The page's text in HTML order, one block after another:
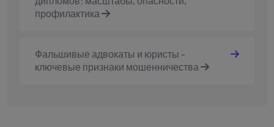
профилактика
Фальшивые адвокаты и юристы -
ключевые признаки мошенничества